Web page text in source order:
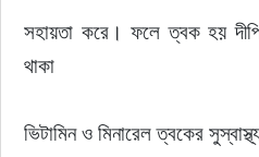
সহায়তা করে। ফলে ত্বক হয়
থাকা
ভিটামিন ও মিনারেল ত্বকের